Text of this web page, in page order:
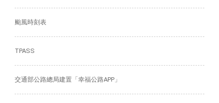
颱風時刻表
TPASS
交通部公路總局建置「幸福公路APP」